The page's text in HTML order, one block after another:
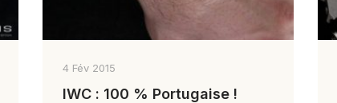
4 Fév 2015
IWC : 100 % Portugaise !